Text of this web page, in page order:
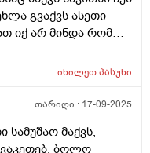
გვაქვს ასეთი
იქ არ მინდა რომ
გაკვირვებული
იხილეთპასუხი
თარიღი : 17-09-2025
მაქვს,
ბოლო